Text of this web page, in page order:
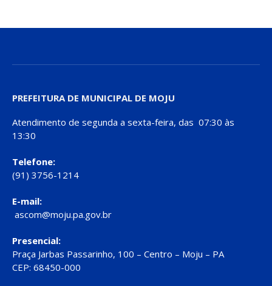
PREFEITURA DE MUNICIPAL DE MOJU
Atendimento de segunda a sexta-feira, das 07:30 às
13:30
Telefone:
(91) 3756-1214
E-mail:
ascom@moju.pa.gov.br
Presencial:
Praça Jarbas Passarinho, 100 – Centro – Moju – PA
CEP: 68450-000